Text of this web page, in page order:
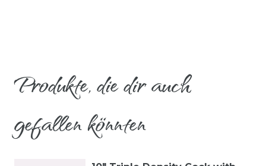
Produkte, die dir auch
gefallen könnten